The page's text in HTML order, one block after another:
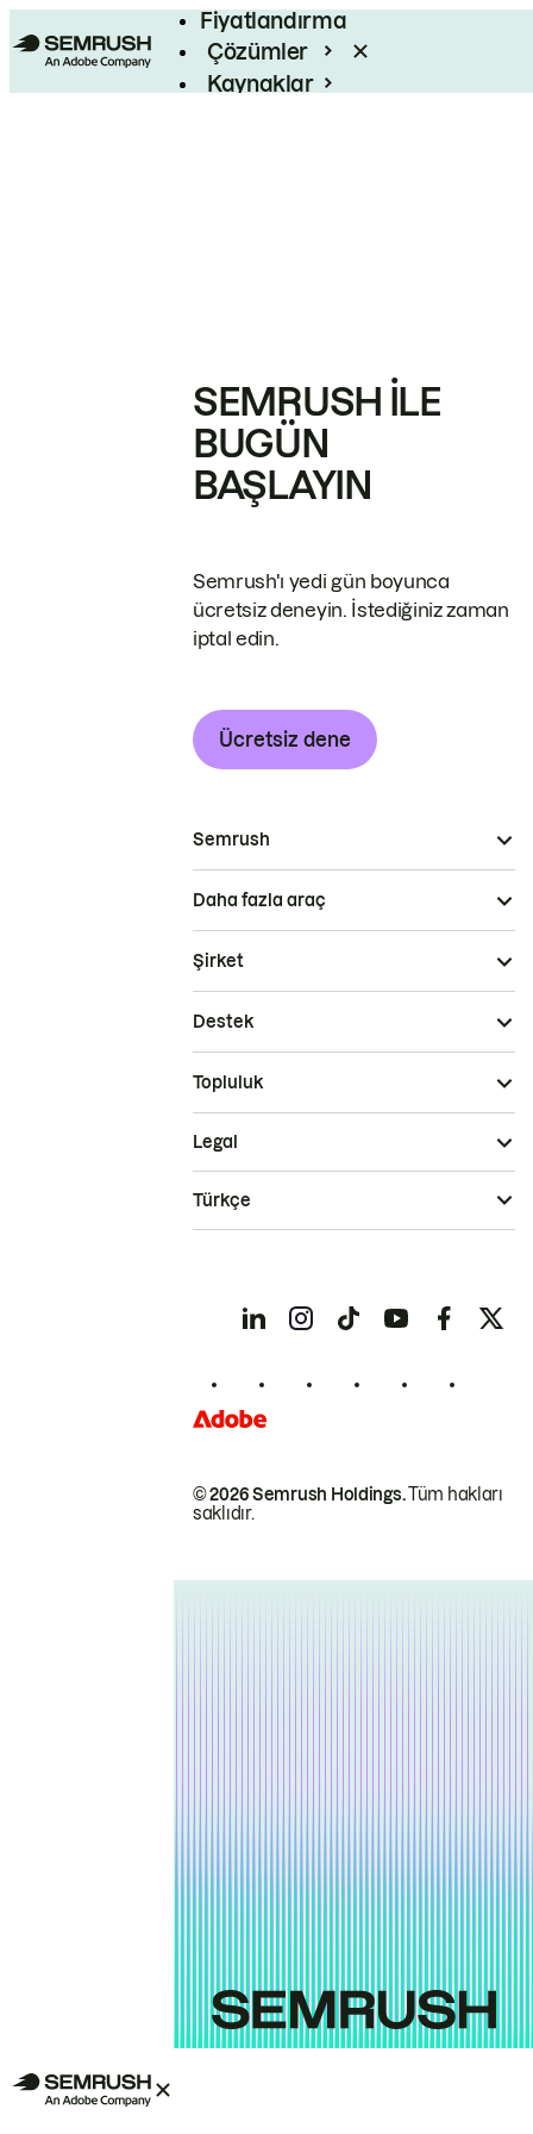
Fiyatlandırma
Çözümler
Kaynaklar
SEMRUSH ILE
BUGÜN
BAŞLAYIN
Semrush'ı yedi gün boyunca
ücretsiz deneyin. İstediğiniz zaman
iptal edin.
Ücretsiz dene
Semrush
Daha fazla araç
Şirket
Destek
Topluluk
© 2026 Semrush Holdings.Tüm hakları
saklıdır.
Legal
Türkçe